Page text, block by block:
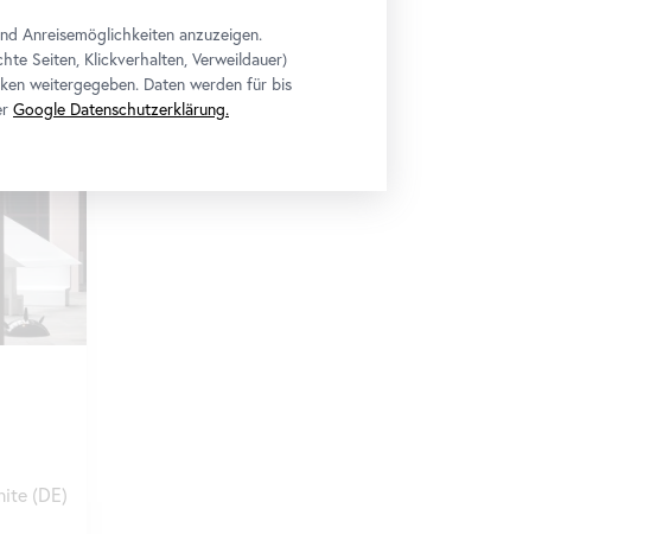
(DE)
Anreisemöglichkeiten anzuzeigen.
Seiten, Klickverhalten, Verweildauer)
weitergegeben. Daten werden für bis
Google Datenschutzerklärung.